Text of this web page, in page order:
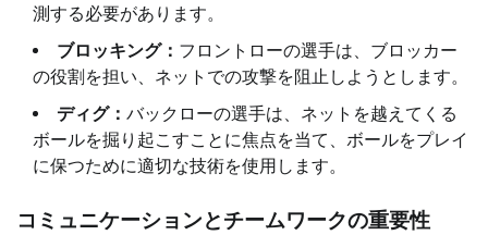
測する必要があります。
ブロッキング： フロントローの選手は、ブロッカー
の役割を担い、ネットでの攻撃を阻止しようとします。
ディグ： バックローの選手は、ネットを越えてくる
ボールを掘り起こすことに焦点を当て、ボールをプレイ
に保つために適切な技術を使用します。
コミュニケーションとチームワークの重要性